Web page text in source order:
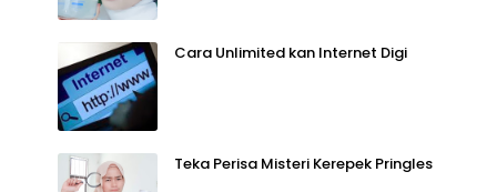
Cara Unlimited kan Internet Digi
Teka Perisa Misteri Kerepek Pringles